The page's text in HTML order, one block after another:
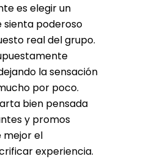
es elegir un
sienta poderoso
real del grupo.
la sensación
por poco.
bien pensada
y promos
mejor el
experiencia.